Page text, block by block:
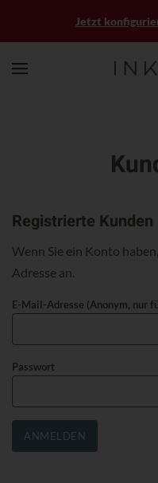
Jetzt
Registrierte Kunden
Wenn Sie ein Konto
Adresse an.
E-Mail-Adresse (Anonym, nur
Passwort
ANMELDEN